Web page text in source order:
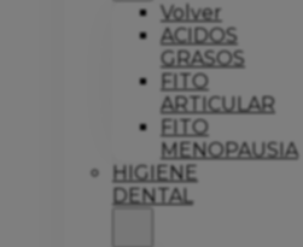
Volver
ACIDOS
GRASOS
FITO
ARTICULAR
FITO
MENOPAUSIA
HIGIENE
DENTAL